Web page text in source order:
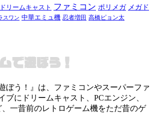
ドリームキャスト ファミコン ポリメガ メガド
スワン 中華エミュ機 忍者増田 高橋ピョン太
ぼう！』は、ファミコンやスーパーファ
ブにドリームキャスト、PCエンジン、
、一昔前のレトロゲーム機をただ昔のゲ